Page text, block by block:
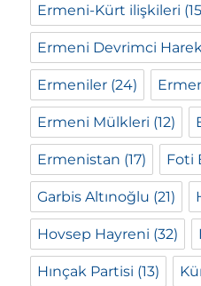
Ermeni-Kürt ilişkileri
Ermeni Devrimci
Ermeniler (24)
Ermeni Mülkleri (12)
Ermenistan (17) Foti
Garbis Altınoğlu (21)
Hovsep Hayreni (32)
Hınçak Partisi (13)